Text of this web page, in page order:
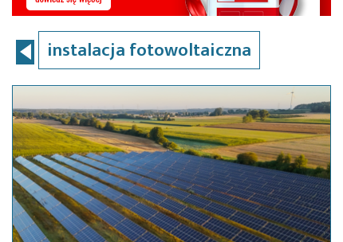
instalacja fotowoltaiczna